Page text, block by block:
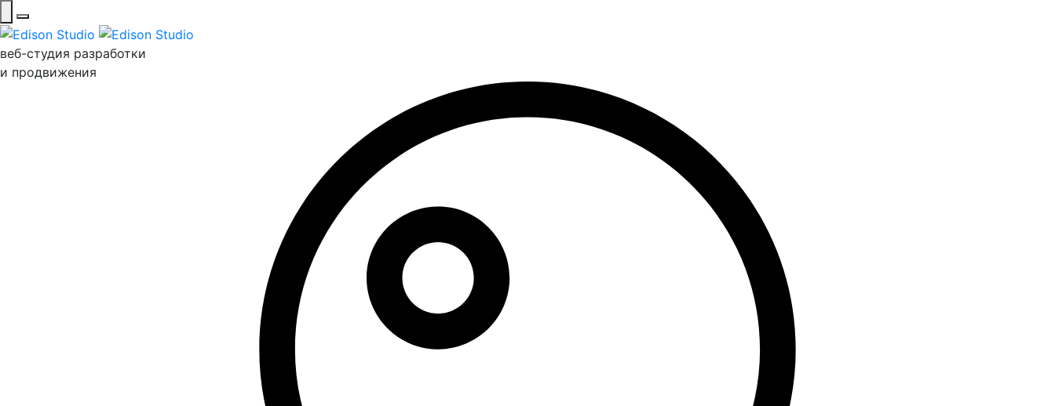
веб-студия разработки
и продвижения